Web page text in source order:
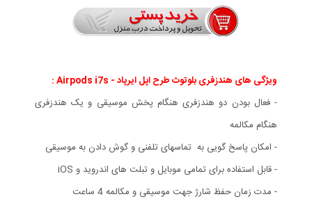
ویژگی های هندزفری بلوتوث طرح اپل ایرپاد - Airpods i7s :
- فعال بودن دو هندزفری هنگام پخش موسیقی و یک هندزفری
هنگام مکالمه
- امکان پاسخ گویی به تماسهای تلفنی و گوش دادن به موسیقی
- قابل استفاده برای تمامی موبایل و تبلت های اندروید و iOS
- مدت زمان حفظ شارژ جهت موسیقی و مکالمه 4 ساعت